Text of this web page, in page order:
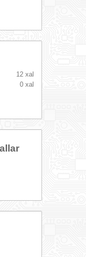
12 xal
0 xal